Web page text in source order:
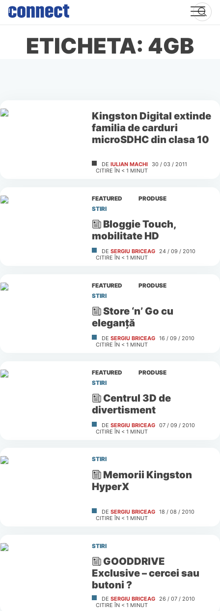
Skip
content
ETICHETA: 4GB
Kingston Digital extinde
familia de carduri
microSDHC din clasa 10
DE IULIAN MACHI
30 / 03 / 2011
CITIRE ÎN < 1 MINUT
FEATURED
PRODUSE
STIRI
Bloggie Touch,
mobilitate HD
DE SERGIU BRICEAG 24 / 09 / 2010
CITIRE ÎN < 1 MINUT
FEATURED
PRODUSE
STIRI
Store ‘n’ Go cu
eleganţă
DE SERGIU BRICEAG 16 / 09 / 2010
CITIRE ÎN < 1 MINUT
FEATURED
PRODUSE
STIRI
Centrul 3D de
divertisment
DE SERGIU BRICEAG 07 / 09 / 2010
CITIRE ÎN < 1 MINUT
STIRI
Memorii Kingston
HyperX
DE SERGIU BRICEAG 18 / 08 / 2010
CITIRE ÎN < 1 MINUT
STIRI
GOODDRIVE
Exclusive – cercei sau
butoni ?
DE SERGIU BRICEAG 26 / 07 / 2010
CITIRE ÎN < 1 MINUT